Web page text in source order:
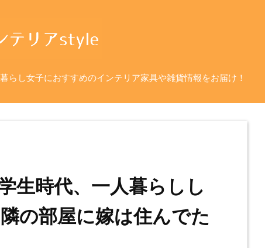
らし女子におすすめのインテリア家具や雑貨情報をお届け！
生時代、一人暮らしし
の部屋に嫁は住んでた